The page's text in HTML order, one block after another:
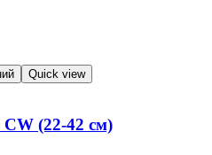
Quick view
(22-42 см)